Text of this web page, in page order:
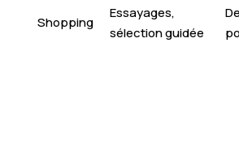
Shopping
Essayages,
sélection guidée